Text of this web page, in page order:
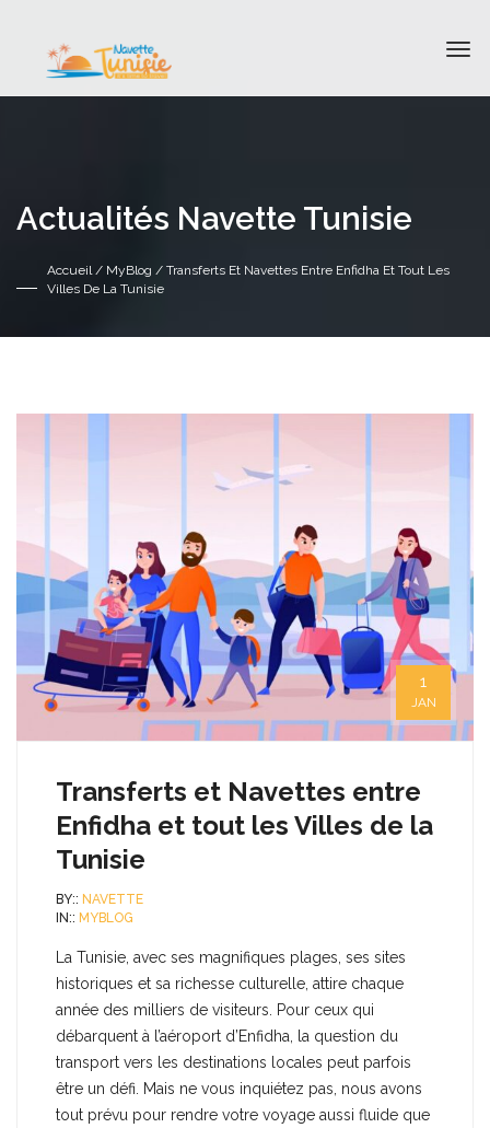
Actualités Navette Tunisie
Accueil/ MyBlog / Transferts Et Navettes Entre Enfidha Et Tout Les
Villes De La Tunisie
Transferts et Navettes entre
Enfidha et tout les Villes de la
Tunisie
BY:: NAVETTE
IN:: MYBLOG
1
JAN
La Tunisie, avec ses magnifiques plages, ses sites
historiques et sa richesse culturelle, attire chaque
année des milliers de visiteurs. Pour ceux qui
débarquent à l’aéroport d’Enfidha, la question du
transport vers les destinations locales peut parfois
être un défi. Mais ne vous inquiétez pas, nous avons
tout prévu pour rendre votre voyage aussi fluide que